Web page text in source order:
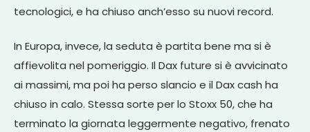
tecnologici, e ha chiuso anch’esso su nuovi record.
In Europa, invece, la seduta è partita bene ma si è
affievolita nel pomeriggio. Il Dax future si è avvicinato
ai massimi, ma poi ha perso slancio e il Dax cash ha
chiuso in calo. Stessa sorte per lo Stoxx 50, che ha
terminato la giornata leggermente negativo, frenato